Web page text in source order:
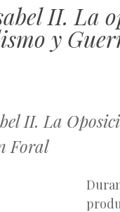
II. La
y
II. La
Foral